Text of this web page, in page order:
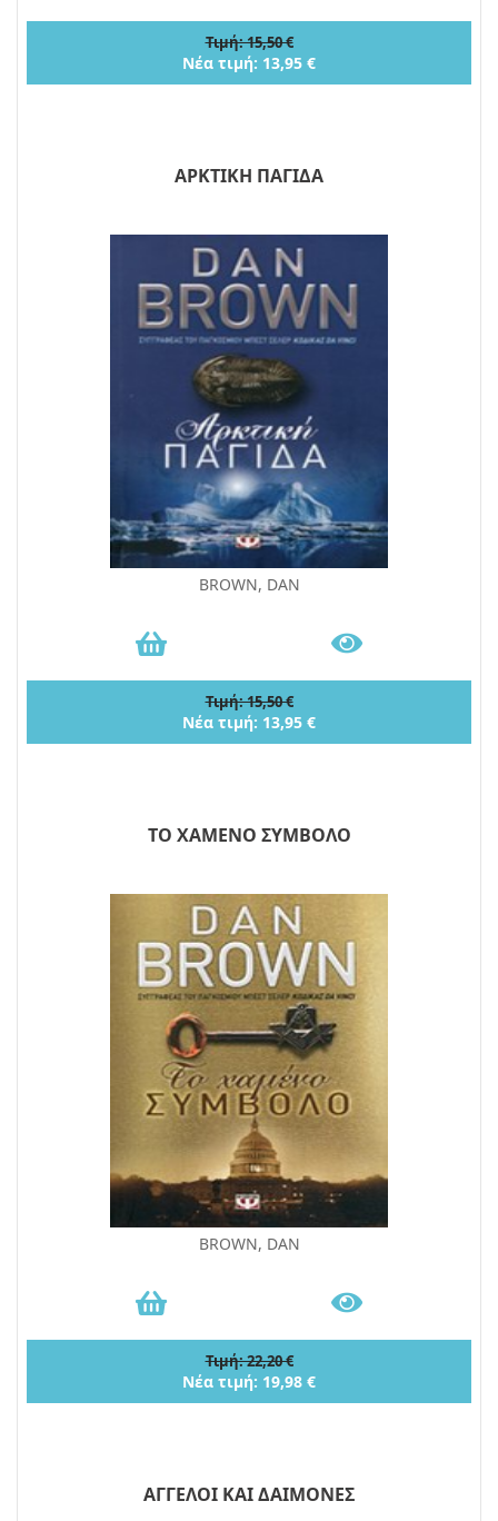
Τιμή: 15,50 €
Νέα τιμή: 13,95 €
ΑΡΚΤΙΚΗ ΠΑΓΙΔΑ
BROWN, DAN
Τιμή: 15,50 €
Νέα τιμή: 13,95 €
ΤΟ ΧΑΜΕΝΟ ΣΥΜΒΟΛΟ
BROWN, DAN
Τιμή: 22,20 €
Νέα τιμή: 19,98 €
ΑΓΓΕΛΟΙ ΚΑΙ ΔΑΙΜΟΝΕΣ